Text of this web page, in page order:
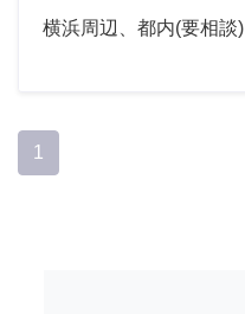
横浜周辺、都内(要相談)
1